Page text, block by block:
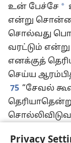
Privacy
உன் பேச்சே *
என்று
சொல்வது
வரட்டும்
எனக்குத்
செய்ய
75 “சேவல்